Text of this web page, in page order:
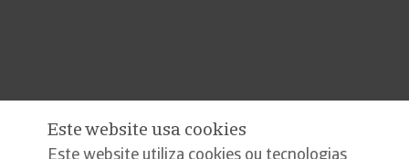
Este website usa cookies
Este website utiliza cookies ou tecnologias